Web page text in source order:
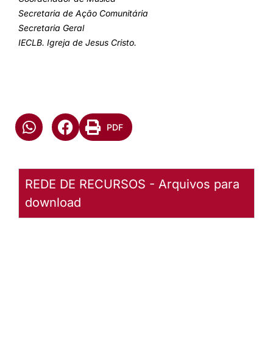
Secretaria de Ação Comunitária
Secretaria Geral
IECLB. Igreja de Jesus Cristo.
PDF
REDE DE RECURSOS - Arquivos para
download